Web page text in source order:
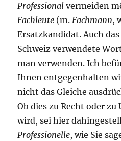
Professional vermeiden
Fachleute (m.Fachmann,
Ersatzkandidat. Auch
Schweiz verwendete
man verwenden. Ich
Ihnen entgegenhalten
nicht das Gleiche
Ob dies zu Recht oder
wird, sei hier
Professionelle, wie Sie